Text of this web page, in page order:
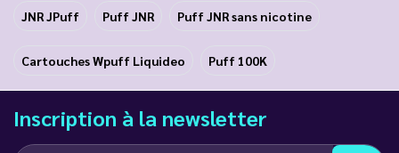
JNR JPuff Puff JNR Puff JNR sans nicotine
Cartouches Wpuff Liquideo Puff 100K
Inscription à la newsletter